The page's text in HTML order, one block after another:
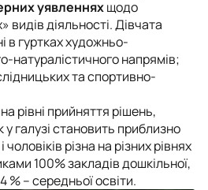
уявленняхщодо
видів діяльності. Дівчата
в гуртках художньо-
натуралістичного напрямів;
та спортивно-
рівні прийняття рішень,
у галузі становить приблизно
чоловіків різна на різних рівнях
100% закладів дошкільної,
% – середньої освіти.